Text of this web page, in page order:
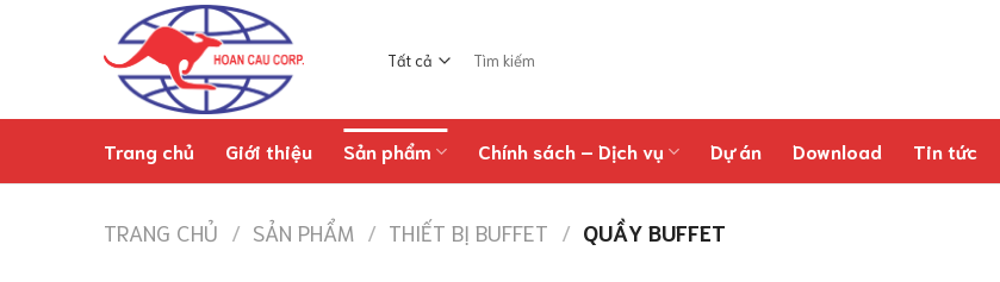
kiếm:
Trang chủ Giới thiệu Sản phẩm Chính sách – Dịch vụ Dự án Download Tin tức
TRANG CHỦ / SẢN PHẨM / THIẾT BỊ BUFFET / QUẦY BUFFET